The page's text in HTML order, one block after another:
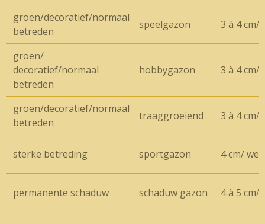
groen/decoratief/normaal
betreden
speelgazon 3 à 4 cm/
groen/
decoratief/normaal
betreden
hobbygazon 3 à 4 cm/
groen/decoratief/normaal
betreden
traaggroeiend 3 à 4 cm/
sterke betreding sportgazon 4 cm/
permanente schaduw schaduw gazon 4 à 5 cm/